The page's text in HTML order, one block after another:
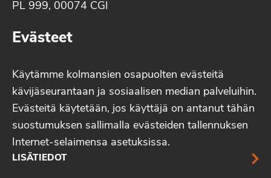
PL 999, 00074 CGI
Evästeet
Käytämme kolmansien osapuolten evästeitä
kävijäseurantaan ja sosiaalisen median palveluihin.
Evästeitä käytetään, jos käyttäjä on antanut tähän
suostumuksen sallimalla evästeiden tallennuksen
Internet-selaimensa asetuksissa.
LISÄTIEDOT